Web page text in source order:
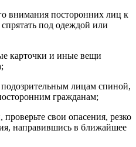
внимания посторонних лиц к
под одеждой или
карточки и иные вещи
подозрительным лицам спиной,
гражданам;
проверьте свои опасения, резко
направившись в ближайшее